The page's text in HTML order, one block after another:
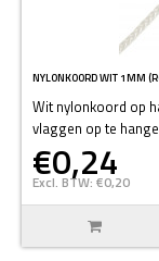
NYLONKOORD WIT 1MM
Wit nylonkoord op
vlaggen op te
€0,24
Excl. BTW: €0,20